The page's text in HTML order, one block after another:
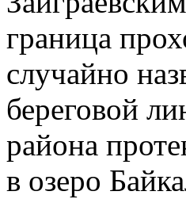
граница
случайно
береговой
района
в озеро